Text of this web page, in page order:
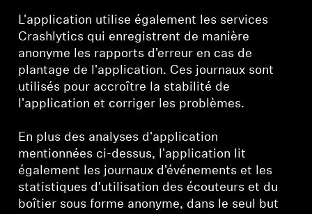
L'application utilise également les services
Crashlytics qui enregistrent de manière
anonyme les rapports d'erreur en cas de
plantage de l'application. Ces journaux sont
utilisés pour accroître la stabilité de
l'application et corriger les problèmes.
En plus des analyses d'application
mentionnées ci-dessus, l'application lit
également les journaux d'événements et les
statistiques d'utilisation des écouteurs et du
boîtier sous forme anonyme, dans le seul but